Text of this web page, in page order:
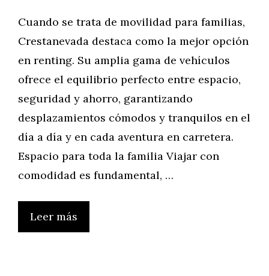
Cuando se trata de movilidad para familias,
Crestanevada destaca como la mejor opción
en renting. Su amplia gama de vehículos
ofrece el equilibrio perfecto entre espacio,
seguridad y ahorro, garantizando
desplazamientos cómodos y tranquilos en el
día a día y en cada aventura en carretera.
Espacio para toda la familia Viajar con
comodidad es fundamental, …
Leer más